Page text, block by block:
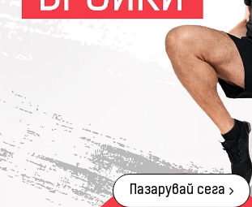
Пазарувай сега